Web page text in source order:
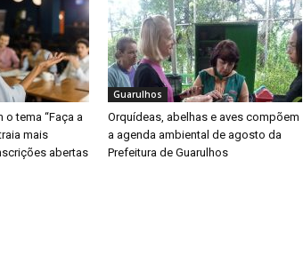
o tema “Faça a
mais
abertas
Guarulhos
Orquídeas, abelhas e aves compõem
a agenda ambiental de agosto da
Prefeitura de Guarulhos